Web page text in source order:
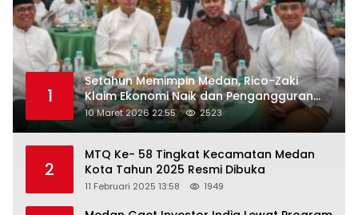
1
Setahun Memimpin Medan, Rico-Zaki
Klaim Ekonomi Naik dan Pengangguran
Turun
10 Maret 2026 22:55 2523
2
MTQ Ke- 58 Tingkat Kecamatan Medan
Kota Tahun 2025 Resmi Dibuka
11 Februari 2025 13:58 1949